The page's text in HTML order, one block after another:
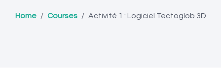
Home / Courses / Activité 1 : Logiciel Tectoglob 3D